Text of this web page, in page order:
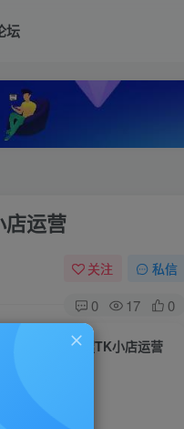
坛
运营
关注 私信
0 17 0
，从0到1掌握TK小店运营